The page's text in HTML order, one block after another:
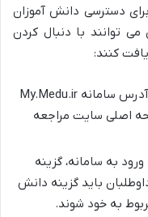
دسترسی دانش آموزان
توانند با دنبال کردن
ابتدا، آدرس سامانه My.Medu.ir
اصلی سایت مراجعه
به سامانه، گزینه
باید گزینه دانش
به خود شوند.